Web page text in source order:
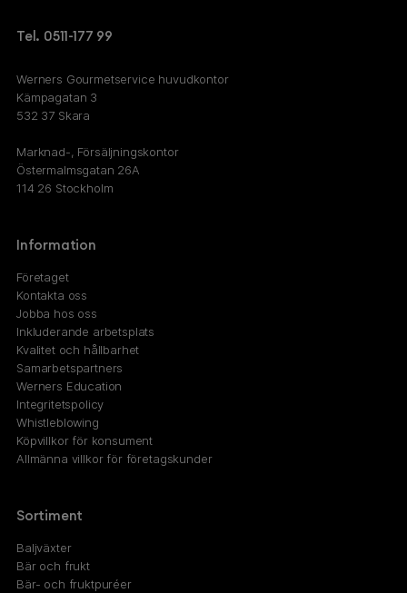
Tel. 0511-177 99
Werners Gourmetservice huvudkontor
Kämpagatan 3
532 37 Skara
Marknad-, Försäljningskontor
Östermalmsgatan 26A
114 26 Stockholm
Information
Företaget
Kontakta oss
Jobba hos oss
Inkluderande arbetsplats
Kvalitet och hållbarhet
Samarbetspartners
Werners Education
Integritetspolicy
Whistleblowing
Köpvillkor för konsument
Allmänna villkor för företagskunder
Sortiment
Baljväxter
Bär och frukt
Bär- och fruktpuréer